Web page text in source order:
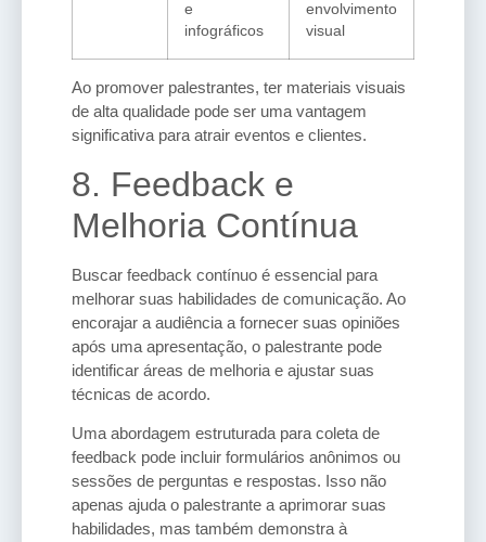
e
infográficos
envolvimento
visual
Ao promover palestrantes, ter materiais visuais
de alta qualidade pode ser uma vantagem
significativa para atrair eventos e clientes.
8. Feedback e
Melhoria Contínua
Buscar feedback contínuo é essencial para
melhorar suas habilidades de comunicação. Ao
encorajar a audiência a fornecer suas opiniões
após uma apresentação, o palestrante pode
identificar áreas de melhoria e ajustar suas
técnicas de acordo.
Uma abordagem estruturada para coleta de
feedback pode incluir formulários anônimos ou
sessões de perguntas e respostas. Isso não
apenas ajuda o palestrante a aprimorar suas
habilidades, mas também demonstra à